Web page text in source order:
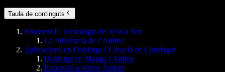
Taula de continguts
Entenent la Tecnologia de Text a Veu
La Influència de l’Anime
Aplicacions en Doblatge i Creació de Contingut
Doblatge en Manga i Anime
Expansió a Altres Àmbits